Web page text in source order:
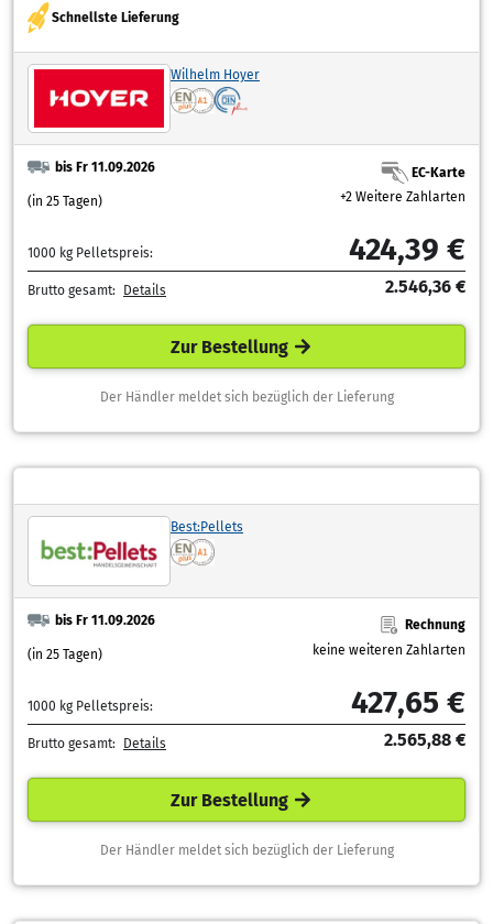
Schnellste Lieferung
Wilhelm Hoyer
bis Fr 11.09.2026
(in 25 Tagen)
EC-Karte
+2 Weitere Zahlarten
1000 kg Pelletspreis: 424,39 €
Brutto gesamt: Details 2.546,36 €
Zur Bestellung
Der Händler meldet sich bezüglich der Lieferung
Best:Pellets
bis Fr 11.09.2026
(in 25 Tagen)
Rechnung
keine weiteren Zahlarten
1000 kg Pelletspreis: 427,65 €
Brutto gesamt: Details 2.565,88 €
Zur Bestellung
Der Händler meldet sich bezüglich der Lieferung